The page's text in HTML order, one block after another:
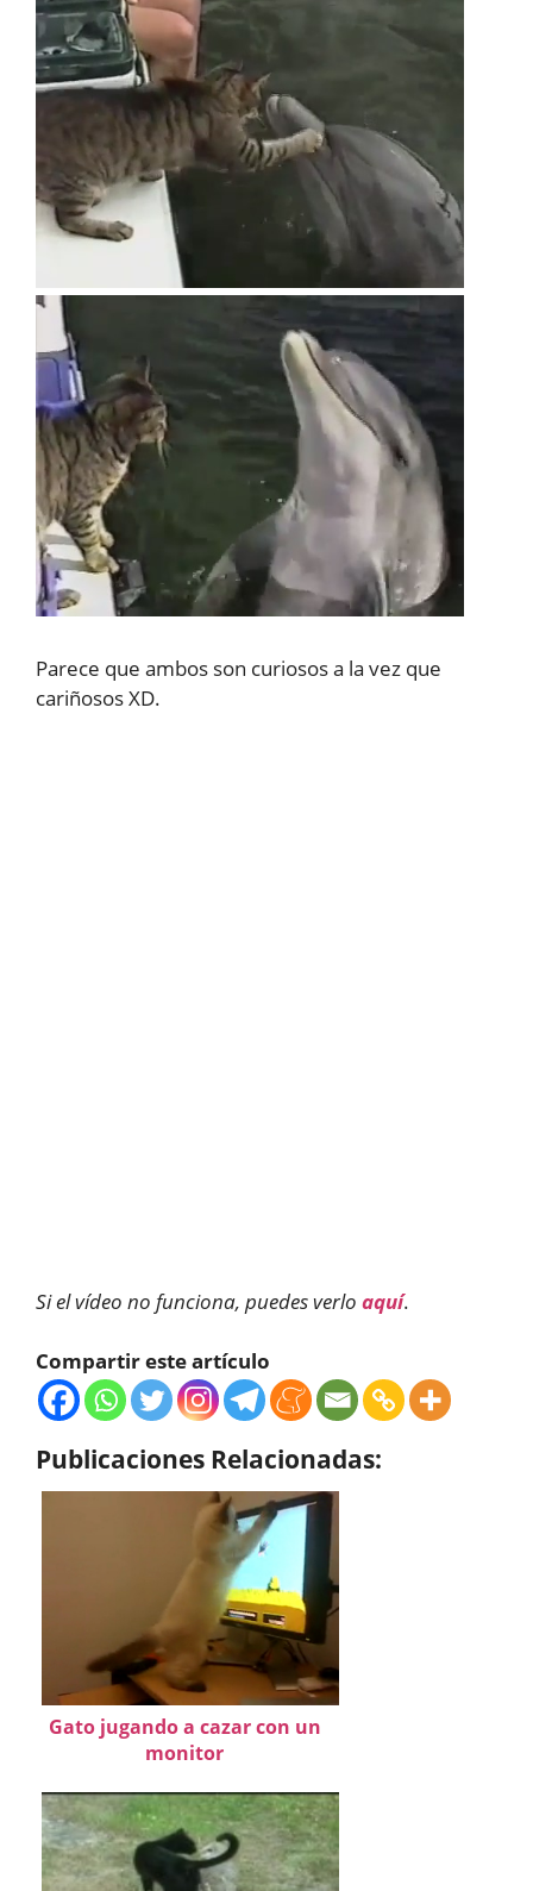
Parece que ambos son curiosos a la vez que
cariñosos XD.
Si el vídeo no funciona, puedes verlo aquí.
Compartir este artículo
Publicaciones Relacionadas:
Gato jugando a cazar con un
monitor